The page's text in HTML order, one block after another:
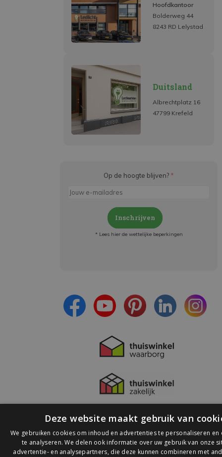
Hoofdkantoor
Bolderweg 44
8243 RD Lelystad
Duitsland
Albrechtplatz 16
47799 Krefeld
Op de hoogte blijven? *
Inschrijven
* Lees hier de wettelijke beperkingen
Deze website maakt gebruik van
We gebruiken cookies om inhoud en advertenties te personaliseren en
te analyseren. We delen ook informatie over uw gebruik van onze
advertentie- en analysepartners, die deze kunnen combineren met